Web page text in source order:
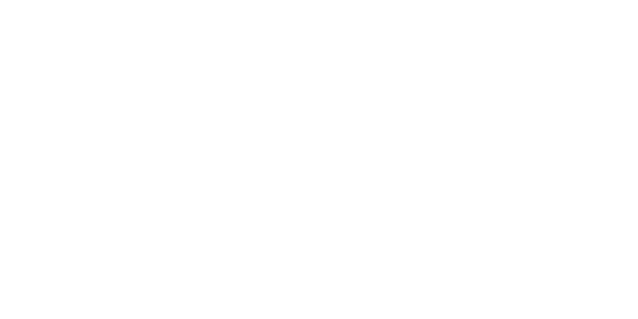
výtah, směnárna, minimarket, zlatnictví, půjčovna aut, venkovní bazén a jacuzzi, vnitřní bazén (10.00-19.00 hod, 16+ let), lehátka,
(cca 35 m2)
a plážové osušky zdarma.